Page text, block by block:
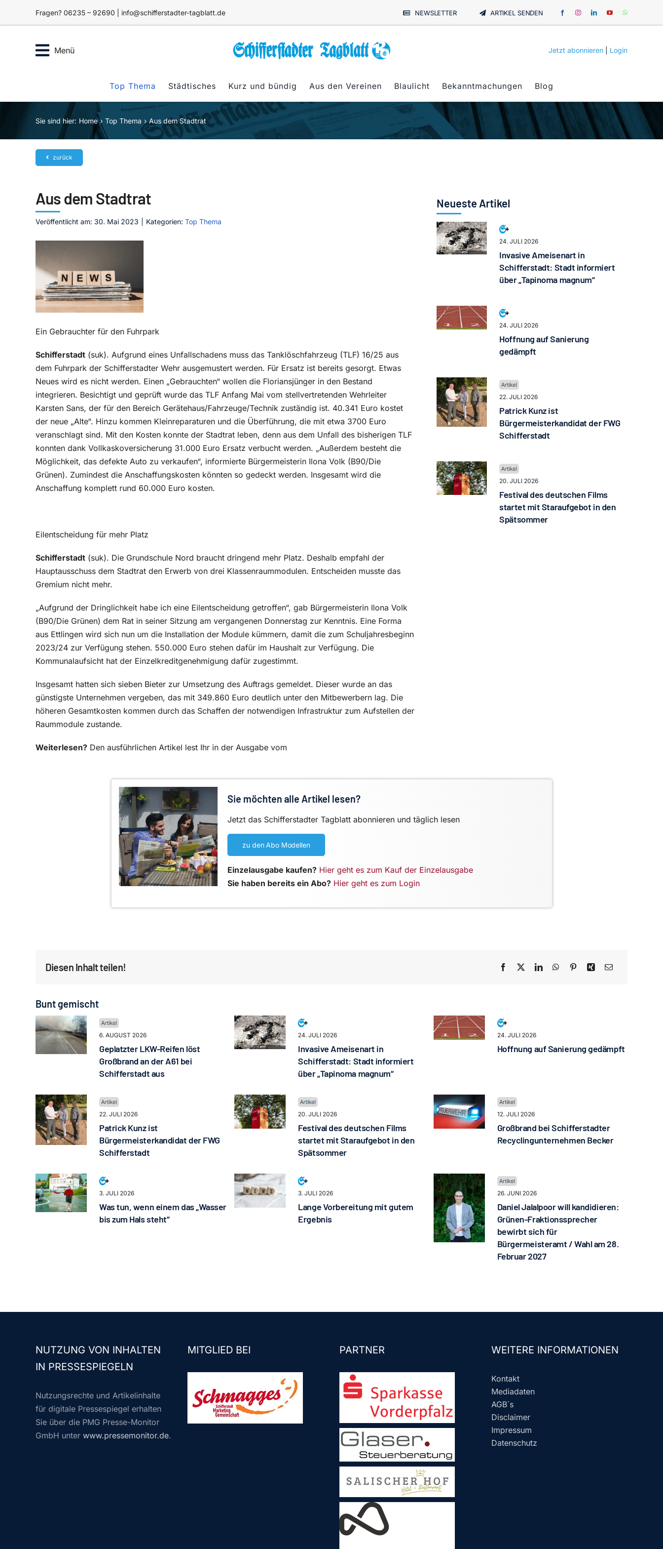
Fragen? 06235 – 92690 | info@schifferstadter-tagblatt.de NEWSLETTER ARTIKEL SENDEN
Menü Jetzt abonnieren Login
Top Thema Städtisches Kurz und bündig Aus den Vereinen Blaulicht Bekanntmachungen Blog
Sie sind hier: Home Top Thema Aus dem Stadtrat
zurück
Aus dem Stadtrat
Veröffentlicht am: 30. Mai 2023 Kategorien: Top Thema
Ein Gebrauchter für den Fuhrpark
Schifferstadt (suk). Aufgrund eines Unfallschadens muss das Tanklöschfahrzeug (TLF) 16/25 aus
dem Fuhrpark der Schifferstadter Wehr ausgemustert werden. Für Ersatz ist bereits gesorgt. Etwas
Neues wird es nicht werden. Einen „Gebrauchten“ wollen die Floriansjünger in den Bestand
integrieren. Besichtigt und geprüft wurde das TLF Anfang Mai vom stellvertretenden Wehrleiter
Karsten Sans, der für den Bereich Gerätehaus/Fahrzeuge/Technik zuständig ist. 40.341 Euro kostet
der neue „Alte“. Hinzu kommen Kleinreparaturen und die Überführung, die mit etwa 3700 Euro
veranschlagt sind. Mit den Kosten konnte der Stadtrat leben, denn aus dem Unfall des bisherigen TLF
konnten dank Vollkaskoversicherung 31.000 Euro Ersatz verbucht werden. „Außerdem besteht die
Möglichkeit, das defekte Auto zu verkaufen“, informierte Bürgermeisterin Ilona Volk (B90/Die
Grünen). Zumindest die Anschaffungskosten könnten so gedeckt werden. Insgesamt wird die
Anschaffung komplett rund 60.000 Euro kosten.
Eilentscheidung für mehr Platz
Schifferstadt (suk). Die Grundschule Nord braucht dringend mehr Platz. Deshalb empfahl der
Hauptausschuss dem Stadtrat den Erwerb von drei Klassenraummodulen. Entscheiden musste das
Gremium nicht mehr.
„Aufgrund der Dringlichkeit habe ich eine Eilentscheidung getroffen“, gab Bürgermeisterin Ilona Volk
(B90/Die Grünen) dem Rat in seiner Sitzung am vergangenen Donnerstag zur Kenntnis. Eine Forma
aus Ettlingen wird sich nun um die Installation der Module kümmern, damit die zum Schuljahresbeginn
2023/24 zur Verfügung stehen. 550.000 Euro stehen dafür im Haushalt zur Verfügung. Die
Kommunalaufsicht hat der Einzelkreditgenehmigung dafür zugestimmt.
Insgesamt hatten sich sieben Bieter zur Umsetzung des Auftrags gemeldet. Dieser wurde an das
günstigste Unternehmen vergeben, das mit 349.860 Euro deutlich unter den Mitbewerbern lag. Die
höheren Gesamtkosten kommen durch das Schaffen der notwendigen Infrastruktur zum Aufstellen der
Raummodule zustande.
Weiterlesen? Den ausführlichen Artikel lest Ihr in der Ausgabe vom
Neueste Artikel
24. JULI 2026
Invasive Ameisenart in
Schifferstadt: Stadt informiert
über „Tapinoma magnum“
24. JULI 2026
Hoffnung auf Sanierung
gedämpft
22. JULI 2026
Patrick Kunz ist
Bürgermeisterkandidat der FWG
Schifferstadt
20. JULI 2026
Festival des deutschen Films
startet mit Staraufgebot in den
Spätsommer
Sie möchten alle Artikel lesen?
Jetzt das Schifferstadter Tagblatt abonnieren und täglich lesen
zu den Abo Modellen
Einzelausgabe kaufen? Hier geht es zum Kauf der Einzelausgabe
Sie haben bereits ein Abo? Hier geht es zum Login
Diesen Inhalt teilen!
Bunt gemischt
6. AUGUST 2026
Geplatzter LKW-Reifen löst
Großbrand an der A61 bei
Schifferstadt aus
24. JULI 2026
Invasive Ameisenart in
Schifferstadt: Stadt informiert
über „Tapinoma magnum“
24. JULI 2026
Hoffnung auf Sanierung gedämpft
22. JULI 2026
Patrick Kunz ist
Bürgermeisterkandidat der FWG
Schifferstadt
20. JULI 2026
Festival des deutschen Films
startet mit Staraufgebot in den
Spätsommer
12. JULI 2026
Großbrand bei Schifferstadter
Recyclingunternehmen Becker
3. JULI 2026
Was tun, wenn einem das „Wasser
bis zum Hals steht“
3. JULI 2026
Lange Vorbereitung mit gutem
Ergebnis
26. JUNI 2026
Daniel Jalalpoor will kandidieren:
Grünen-Fraktionssprecher
bewirbt sich für
Bürgermeisteramt / Wahl am 28.
Februar 2027
NUTZUNG VON INHALTEN
IN PRESSESPIEGELN
Nutzungsrechte und Artikelinhalte
für digitale Pressespiegel erhalten
Sie über die PMG Presse-Monitor
GmbH unter www.pressemonitor.de.
MITGLIED BEI PARTNER WEITERE INFORMATIONEN
Kontakt
Mediadaten
AGB´s
Disclaimer
Impressum
Datenschutz